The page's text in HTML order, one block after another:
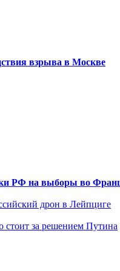
взрыва в Москве
РФ на выборы во
дрон в Лейпциге
за решением Путина